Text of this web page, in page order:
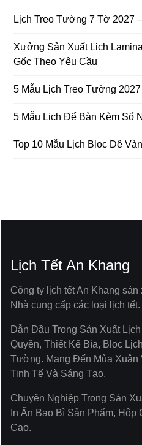
Lịch Treo Tường 7 Tờ 2027
Xưởng Sản Xuất Lịch
Gốc Theo Yêu Cầu
5 Mẫu Lịch Treo Tường
5 Mẫu Lịch Để Bàn Kèm Sổ
Top 10 Mẫu Lịch Bloc Dê
Lịch Tết An Khang
Công ty lịch tết An Khang
Nhà cung cấp các loại lịch tết.
Dẫn Đầu Trong Sản Xuất
Quyền, Thiết Kế Bìa, Bloc
Tường. Mang Đến Mùa
Tinh Tế Và Sáng Tạo.
Chuyên Nghiệp Trong Sản
In Ấn Bao Bì Sản Phẩm,
Cao.